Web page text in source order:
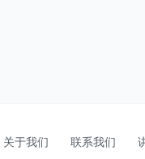
关于我们 联系我们